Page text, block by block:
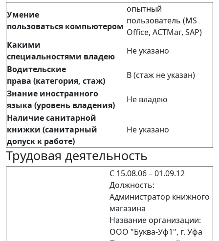
Умение
пользоваться компьютером
опытный
пользователь (MS
Office, АСТМаг, SAP)
Какими
специальностями владею
Не указано
Водительские
права (категория, стаж)
В (стаж не указан)
Знание иностранного
языка (уровень владения)
Не владею
Наличие санитарной
книжки (санитарный
допуск к работе)
Не указано
Трудовая деятельность
С 15.08.06 – 01.09.12
Должность:
Администратор книжного
магазина
Название организации:
ООО "Буква-Уф1", г. Уфа